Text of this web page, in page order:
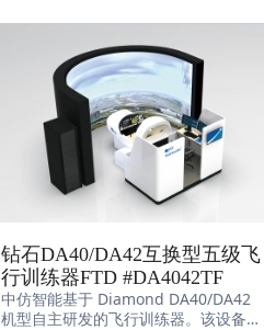
发的专业级模拟器，用于工程研究、操
作训练和教育教学等，可以满足各种使
用需求。
钻石DA40/DA42互换型五级飞
行训练器FTD #DA4042TF
中仿智能基于 Diamond DA40/DA42
机型自主研发的飞行训练器。该设备采